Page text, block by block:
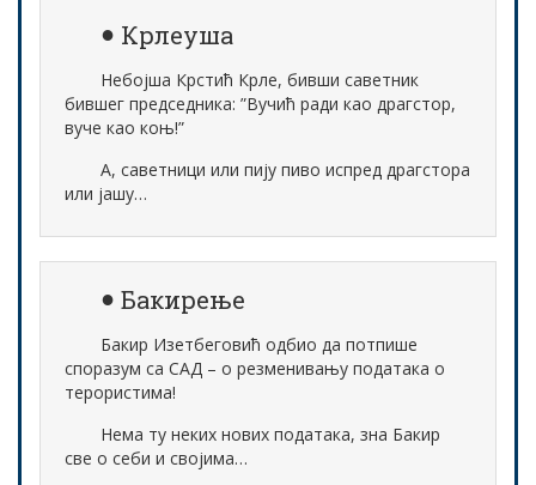
Крлеуша
Небојша Крстић Крле, бивши саветник
бившег председника: ”Вучић ради као драгстор,
вуче као коњ!”
А, саветници или пију пиво испред драгстора
или јашу…
Бакирење
Бакир Изетбеговић одбио да потпише
споразум са САД – о резменивању података о
терористима!
Нема ту неких нових података, зна Бакир
све о себи и својима…